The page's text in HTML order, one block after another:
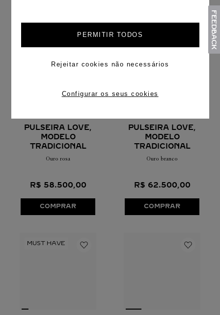
PERMITIR TODOS
Rejeitar cookies não necessários
Configurar os seus cookies
PULSEIRA LOVE,
MODELO
TRADICIONAL
Ouro rosa
R$ 58.500,00
COMPRAR
PULSEIRA LOVE,
MODELO
TRADICIONAL
Ouro branco
R$ 62.500,00
COMPRAR